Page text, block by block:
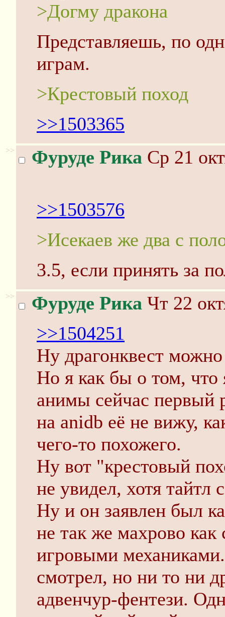
>Догму дракона
Представляешь, по
играм.
>Крестовый поход
>>1503365
>> Фуруде Рика Ср 21
>>1503576
>Исекаев же два с
3.5, если принять за
>> Фуруде Рика Чт 22
>>1504251
Ну драгонквест можно
Но я как бы о том, что
анимы сейчас первый
на anidb её не вижу,
чего-то похожего.
Ну вот "крестовый
не увидел, хотя тайтл
Ну и он заявлен был
не так же махрово
игровыми
смотрел, но ни то ни
адвенчур-фентези.